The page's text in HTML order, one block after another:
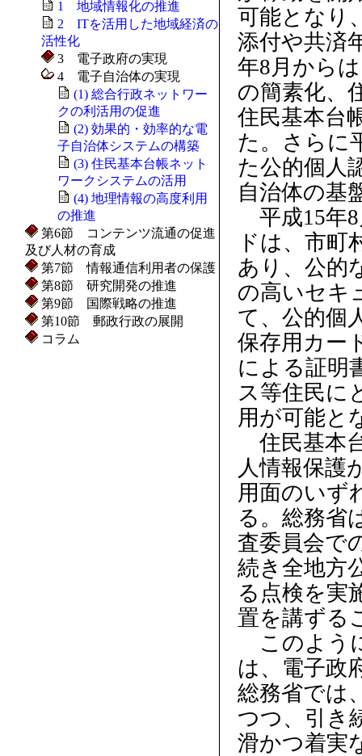
1 地域情報化の推進
2 ITを活用した地域経済の
活性化
3 電子政府の実現
4 電子自治体の実現
(1) 総合行政ネットワー
クの利活用の促進
(2) 効果的・効率的な電
子自治体システムの構築
(3) 住民基本台帳ネット
ワークシステムの活用
(4) 地理情報の高度利用
の推進
第6節 コンテンツ流通の促進
及び人材の育成
第7節 情報通信利用者の保護
第8節 研究開発の推進
第9節 国際戦略の推進
第10節 郵政行政の展開
コラム
可能となり
添付や共済
年8月から
の簡素化、
住民基本台
た。さらに
た公的個人
自治体の基
平成15年8
ドは、市町
あり、公的
の高いセキ
て、公的個
保存用カー
による証明
ス等住民に
用が可能と
住民基本
人情報保護
用面のいず
る。総務省
査委員会で
続き全地方
る点検を実
置を講ずる
このよう
は、電子政
総務省では
つつ、引き
滑かつ着実